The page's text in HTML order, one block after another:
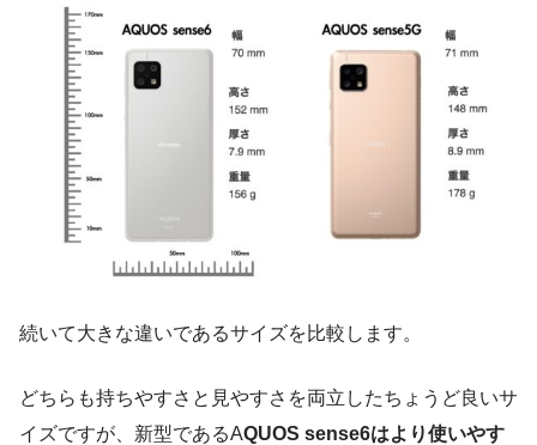
続いて大きな違いであるサイズを比較します。
どちらも持ちやすさと見やすさを両立したちょうど良いサ
イズですが、新型であるAQUOS sense6はより使いやす